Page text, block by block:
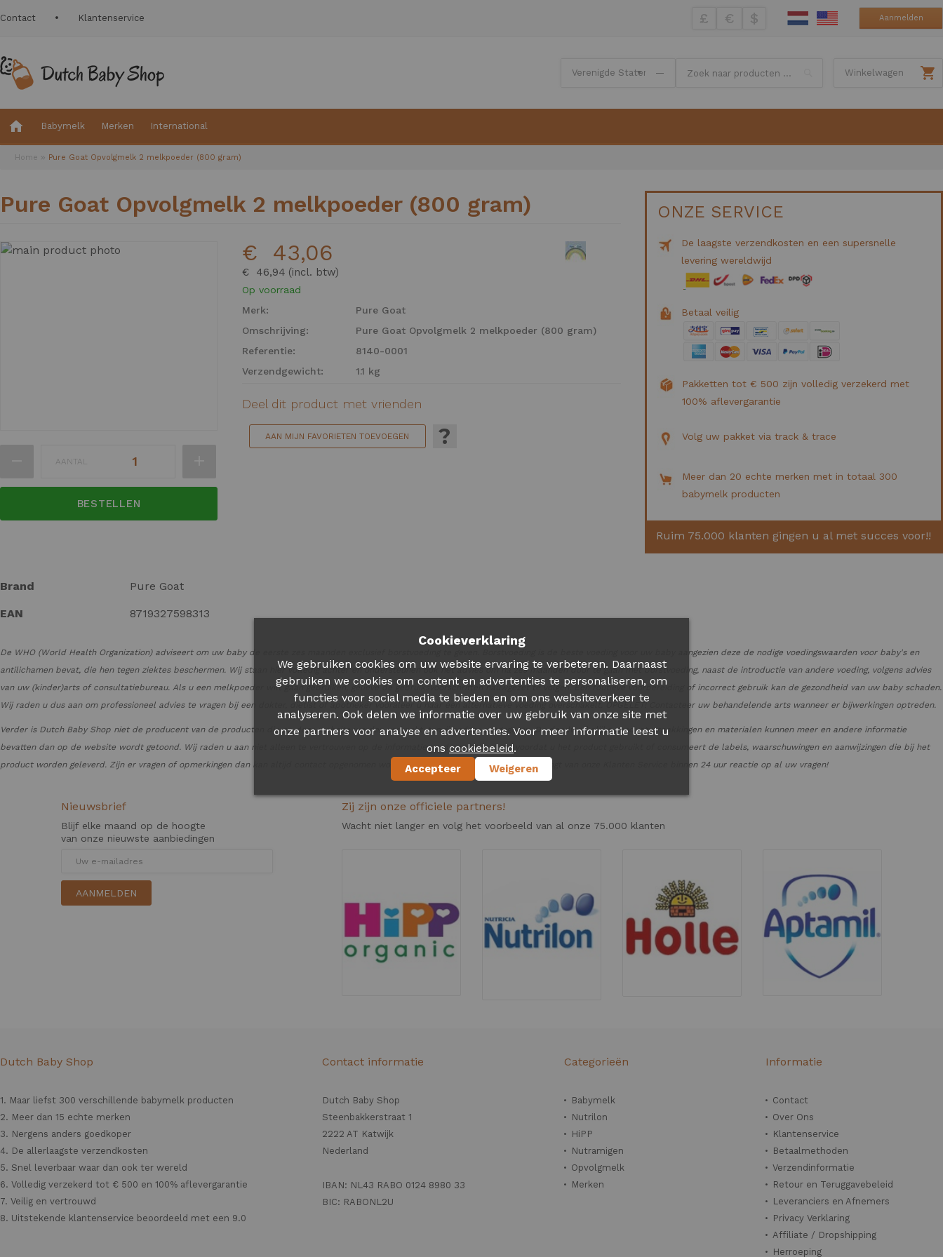
Contact Klantenservice £ € $ Aanmelden
— Winkelwagen
Babymelk Merken International
Home Pure Goat Opvolgmelk 2 melkpoeder (800 gram)
Pure Goat Opvolgmelk 2 melkpoeder (800 gram)
Ga
het
van
AANTAL
BESTELLEN
€ 46,94
€ 43,06
Op voorraad
Merk:
Pure Goat
Omschrijving:
Pure Goat Opvolgmelk 2 melkpoeder (800 gram)
Referentie:
8140-0001
Verzendgewicht:
1.1 kg
Deel dit product met vrienden
AAN MIJN FAVORIETEN TOEVOEGEN ?
ONZE SERVICE
De laagste verzendkosten en een supersnelle
levering wereldwijd
Betaal veilig
Pakketten tot € 500 zijn volledig verzekerd met
100% aflevergarantie
Volg uw pakket via track & trace
Meer dan 20 echte merken met in totaal 300
babymelk producten
Ruim 75.000 klanten gingen u al met succes voor!!
Meer
Brand Pure Goat
EAN 8719327598313
De WHO (World Health Organization) adviseert om uw baby de eerste zes maanden exclusief borstvoeding te geven. Borstvoeding is de beste voeding voor uw baby aangezien deze de nodige voedingswaarden voor baby's en
antilichamen bevat, die hen tegen ziektes beschermen. Wij staan hier volledig achter en ondersteunen ook het advies om na zes maanden door te gaan met borstvoeding, naast de introductie van andere voeding, volgens advies
van uw (kinder)arts of consultatiebureau. Als u een melkpoeder wilt gaan gebruiken, gelieve de gebruiksvoorschriften nauwgezet te volgen. Een foutieve voorbereiding of incorrect gebruik kan de gezondheid van uw baby schaden.
Wij raden u dus aan om professioneel advies te vragen bij een dokter, diëtist of apotheker vooraleer u naar een alternatieve voeding overschakelt. OPGELET! Contacteer uw behandelende arts wanneer er bijwerkingen optreden.
Verder is Dutch Baby Shop niet de producent van de producten die op deze website worden verkocht, tenzij anders aangegeven. De daadwerkelijke productverpakkingen en materialen kunnen meer en andere informatie
bevatten dan op de website wordt getoond. Wij raden u aan niet alleen te vertrouwen op de informatie op de website. Lees voordat u het product gebruikt of consumeert de labels, waarschuwingen en aanwijzingen die bij het
product worden geleverd. Zijn er vragen of opmerkingen dan kan altijd contact opgenomen worden met onze Klantenservice. U ontvangt van onze Klanten Service binnen 24 uur reactie op al uw vragen!
Nieuwsbrief
Blijf elke maand op de hoogte
van onze nieuwste aanbiedingen
AANMELDEN
Zij zijn onze officiele partners!
Wacht niet langer en volg het voorbeeld van al onze 75.000 klanten
Dutch Baby Shop
1. Maar liefst 300 verschillende babymelk producten
2. Meer dan 15 echte merken
3. Nergens anders goedkoper
4. De allerlaagste verzendkosten
5. Snel leverbaar waar dan ook ter wereld
6. Volledig verzekerd tot € 500 en 100% aflevergarantie
7. Veilig en vertrouwd
8. Uitstekende klantenservice beoordeeld met een 9.0
Contact informatie
Dutch Baby Shop
Steenbakkerstraat 1
2222 AT Katwijk
Nederland
IBAN: NL43 RABO 0124 8980 33
BIC: RABONL2U
Categorieën
Babymelk
Nutrilon
HiPP
Nutramigen
Opvolgmelk
Merken
Informatie
Contact
Over Ons
Klantenservice
Betaalmethoden
Verzendinformatie
Retour en Teruggavebeleid
Leveranciers en Afnemers
Privacy Verklaring
Affiliate / Dropshipping
Herroeping
Cookieverklaring
We gebruiken cookies om uw website ervaring te verbeteren. Daarnaast
gebruiken we cookies om content en advertenties te personaliseren, om
functies voor social media te bieden en om ons websiteverkeer te
analyseren. Ook delen we informatie over uw gebruik van onze site met
onze partners voor analyse en advertenties. Voor meer informatie leest u
ons cookiebeleid.
Accepteer Weigeren